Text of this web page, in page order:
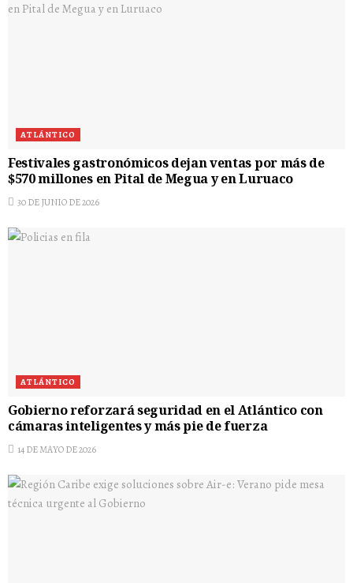
ATLÁNTICO
Festivales gastronómicos dejan ventas por más de
$570 millones en Pital de Megua y en Luruaco
30 DE JUNIO DE 2026
ATLÁNTICO
Gobierno reforzará seguridad en el Atlántico con
cámaras inteligentes y más pie de fuerza
14 DE MAYO DE 2026